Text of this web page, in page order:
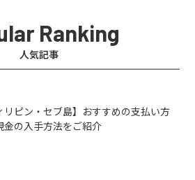
Ranking
人気記事
リピン・セブ島】おすすめの支払い方
金の入手方法をご紹介